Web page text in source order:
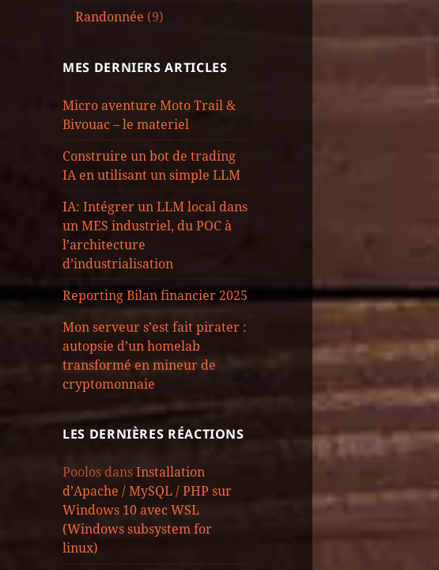
Randonnée (9)
MES DERNIERS ARTICLES
Micro aventure Moto Trail &
Bivouac – le materiel
Construire un bot de trading
IA en utilisant un simple LLM
IA: Intégrer un LLM local dans
un MES industriel, du POC à
l’architecture
d’industrialisation
Reporting Bilan financier 2025
Mon serveur s’est fait pirater :
autopsie d’un homelab
transformé en mineur de
cryptomonnaie
LES DERNIÈRES RÉACTIONS
Poolos dansInstallation
d’Apache / MySQL / PHP sur
Windows 10 avec WSL
(Windows subsystem for
linux)